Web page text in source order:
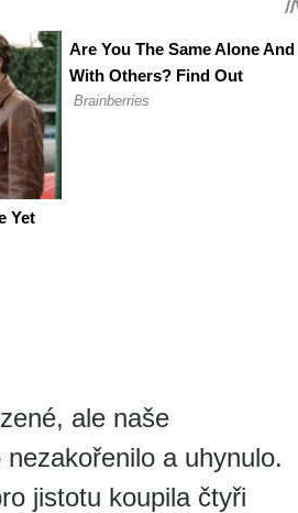
ale naše
a uhynulo.
jistotu koupila čtyři